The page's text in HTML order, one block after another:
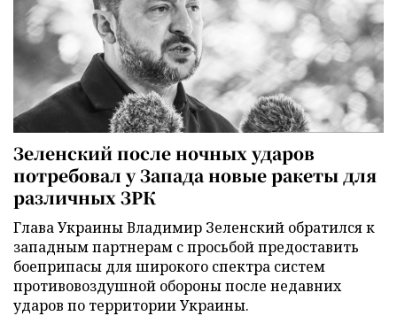
Зеленский после ночных ударов
потребовал у Запада новые ракеты для
различных ЗРК
Глава Украины Владимир Зеленский обратился к
западным партнерам с просьбой предоставить
боеприпасы для широкого спектра систем
противовоздушной обороны после недавних
ударов по территории Украины.